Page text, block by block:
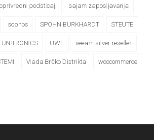
podsticaji sajam zaposljavanja
sophos SPOHN BURKHARDT STEUTE
UNITRONICS UWT veeam silver reseller
Vlada Brčko Distrikta woocommerce